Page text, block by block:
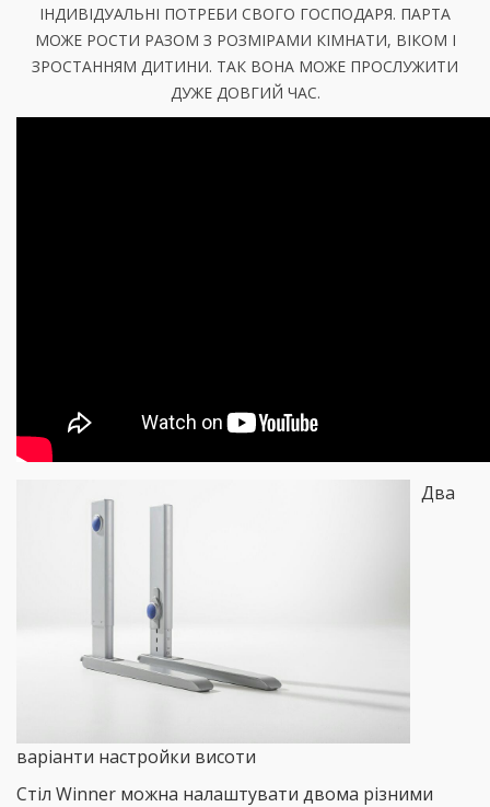
ІНДИВІДУАЛЬНІ ПОТРЕБИ СВОГО ГОСПОДАРЯ. ПАРТА
МОЖЕ РОСТИ РАЗОМ З РОЗМІРАМИ КІМНАТИ, ВІКОМ І
ЗРОСТАННЯМ ДИТИНИ. ТАК ВОНА МОЖЕ ПРОСЛУЖИТИ
ДУЖЕ ДОВГИЙ ЧАС.
Два
варіанти настройки висоти
Стіл Winner можна налаштувати двома різними